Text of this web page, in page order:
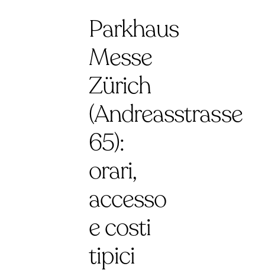
Parkhaus
Messe
Zürich
(Andreasstrasse
65):
orari,
accesso
e costi
tipici